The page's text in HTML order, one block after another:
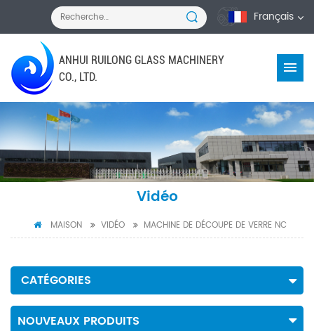
Français
ANHUI RUILONG GLASS MACHINERY
CO., LTD.
Vidéo
MAISON VIDÉO MACHINE DE DÉCOUPE DE VERRE NC
CATÉGORIES
NOUVEAUX PRODUITS